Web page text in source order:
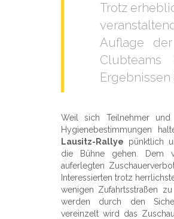
Trotz
Auflage
Ergebnissen
Weil sich Teilnehmer
Hygienebestimmungen
Lausitz-Rallye pünktlich
die Bühne gehen. Dem
auferlegten
Interessierten trotz
wenigen Zufahrtsstraßen
werden durch den
vereinzelt wird das